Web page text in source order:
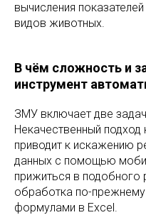
вычисления
видов животных.
В чём сложность и
инструмент
ЗМУ включает две
Некачественный подход
приводит к искажению
данных с помощью
прижиться в подобного
обработка по-
формулами в Excel.